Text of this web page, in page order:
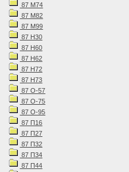
87 М74
87 М82
87 М99
87 Н30
87 Н60
87 Н62
87 Н72
87 Н73
87 О-57
87 О-75
87 О-95
87 П16
87 П27
87 П32
87 П34
87 П44